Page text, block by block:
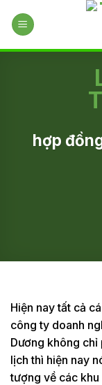
hợp
Hiện nay tất cả
công ty doanh
Dương không chỉ
lịch thì hiện nay
tượng về các